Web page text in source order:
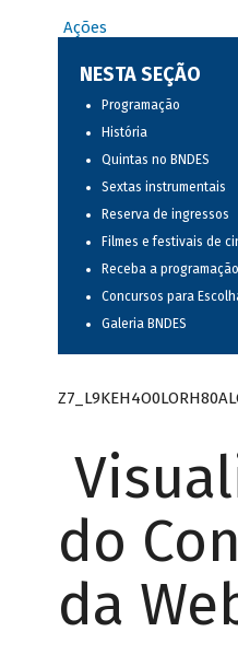
Ações
NESTA SEÇÃO
Programação
História
Quintas no BNDES
Sextas instrumentais
Reserva de ingressos
Filmes e festivais de
Receba a programação
Concursos para
Galeria BNDES
do
da